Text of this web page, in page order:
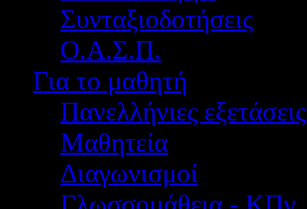
Συνταξιοδοτήσεις
Ο.Α.Σ.Π.
Για το μαθητή
Πανελλήνιες εξετάσεις
Μαθητεία
Διαγωνισμοί